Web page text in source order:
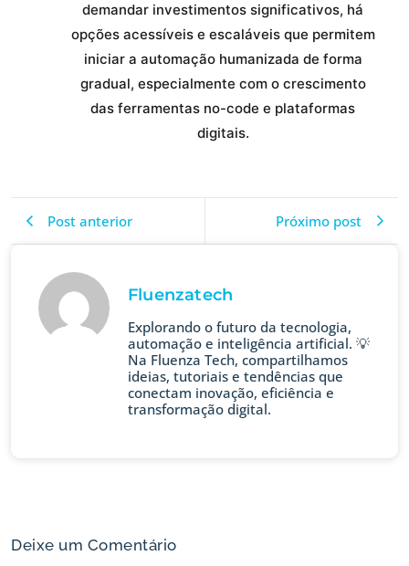
demandar investimentos significativos, há
opções acessíveis e escaláveis que permitem
iniciar a automação humanizada de forma
gradual, especialmente com o crescimento
das ferramentas no-code e plataformas
digitais.
Post anterior Próximo post
Fluenzatech
Explorando o futuro da tecnologia,
automação e inteligência artificial. 💡
Na Fluenza Tech, compartilhamos
ideias, tutoriais e tendências que
conectam inovação, eficiência e
transformação digital.
Deixe um Comentário